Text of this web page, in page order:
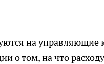
на управляющие
о том, на что